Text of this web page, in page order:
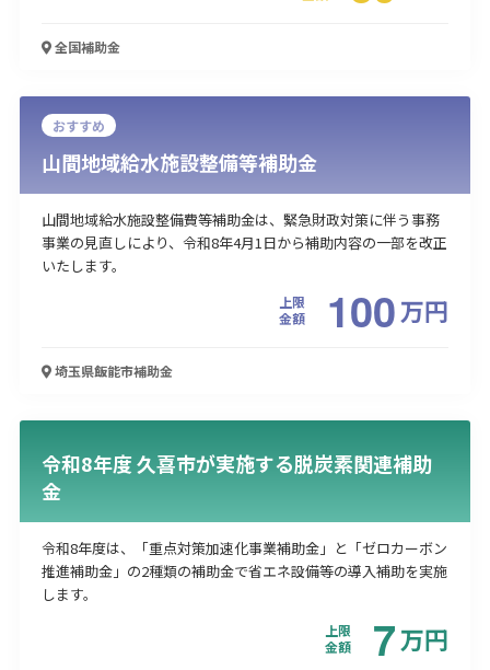
全国補助金
おすすめ
山間地域給水施設整備等補助金
山間地域給水施設整備費等補助金は、緊急財政対策に伴う事務
事業の見直しにより、令和8年4月1日から補助内容の一部を改正
いたします。
上限
金額
100万円
埼玉県飯能市補助金
令和8年度 久喜市が実施する脱炭素関連補助
金
令和8年度は、「重点対策加速化事業補助金」と「ゼロカーボン
推進補助金」の2種類の補助金で省エネ設備等の導入補助を実施
します。
上限
金額
7万円